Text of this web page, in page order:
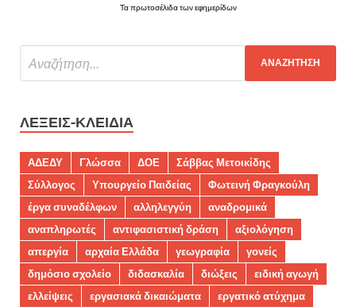
Τα πρωτοσέλιδα των εφημερίδων
ΛΈΞΕΙΣ-ΚΛΕΙΔΙΆ
ΑΔΕΔΥ Γλώσσα ΔΟΕ
Σάββας Μετοικίδης
Σύλλογος
Υπουργείο Παιδείας
Φωτεινή Φραγκούλη
έργα συναδέλφων
αλληλεγγύη
αναδρομικά
αναπληρωτές
αντιφασιστική δράση
αξιολόγηση
απεργία
αρχαία Ελλάδα γεωγραφία
γονείς
δημόσιο σχολείο
διδασκαλία διώξεις
ειδική αγωγή
ελλείψεις
εργασιακά δικαιώματα
εργατικό ατύχημα